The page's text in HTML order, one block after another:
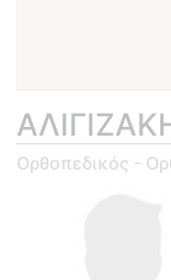
Ορθοπεδικός -